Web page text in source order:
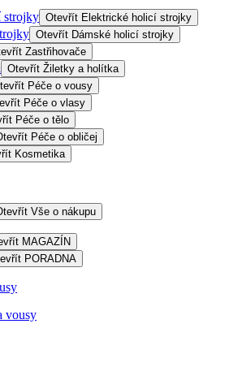
strojky Otevřít Elektrické holicí strojky
Otevřít Dámské holicí strojky
Zastřihovače
Otevřít Žiletky a holítka
Péče o vousy
Péče o vlasy
Péče o tělo
Péče o obličej
Kosmetika
Vše o nákupu
MAGAZÍN
PORADNA
vousy